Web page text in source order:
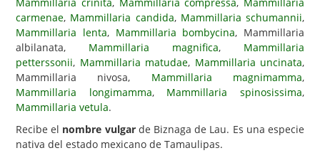
Fotos
Flores y Plantas
Árboles y Palmeras
Arbustos y Trepadoras
Cactus y Suculentas
carmenae, Mammillaria candida, Mammillaria schumannii,
Mammillaria lenta, Mammillaria bombycina, Mammillaria
albilanata, Mammillaria magnifica, Mammillaria
petterssonii, Mammillaria matudae, Mammillaria uncinata,
Mammillaria nivosa, Mammillaria magnimamma,
Mammillaria longimamma, Mammillaria spinosissima,
Mammillaria vetula.
Recibe el nombre vulgarde Biznaga de Lau. Es una especie
nativa del estado mexicano de Tamaulipas.